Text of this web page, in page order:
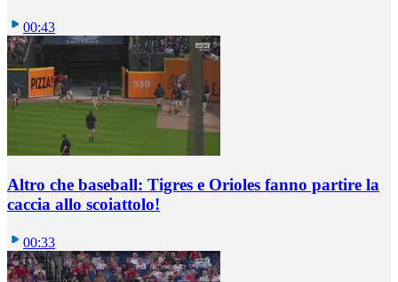
00:43
Altro che baseball: Tigres e Orioles fanno partire la
caccia allo scoiattolo!
00:33